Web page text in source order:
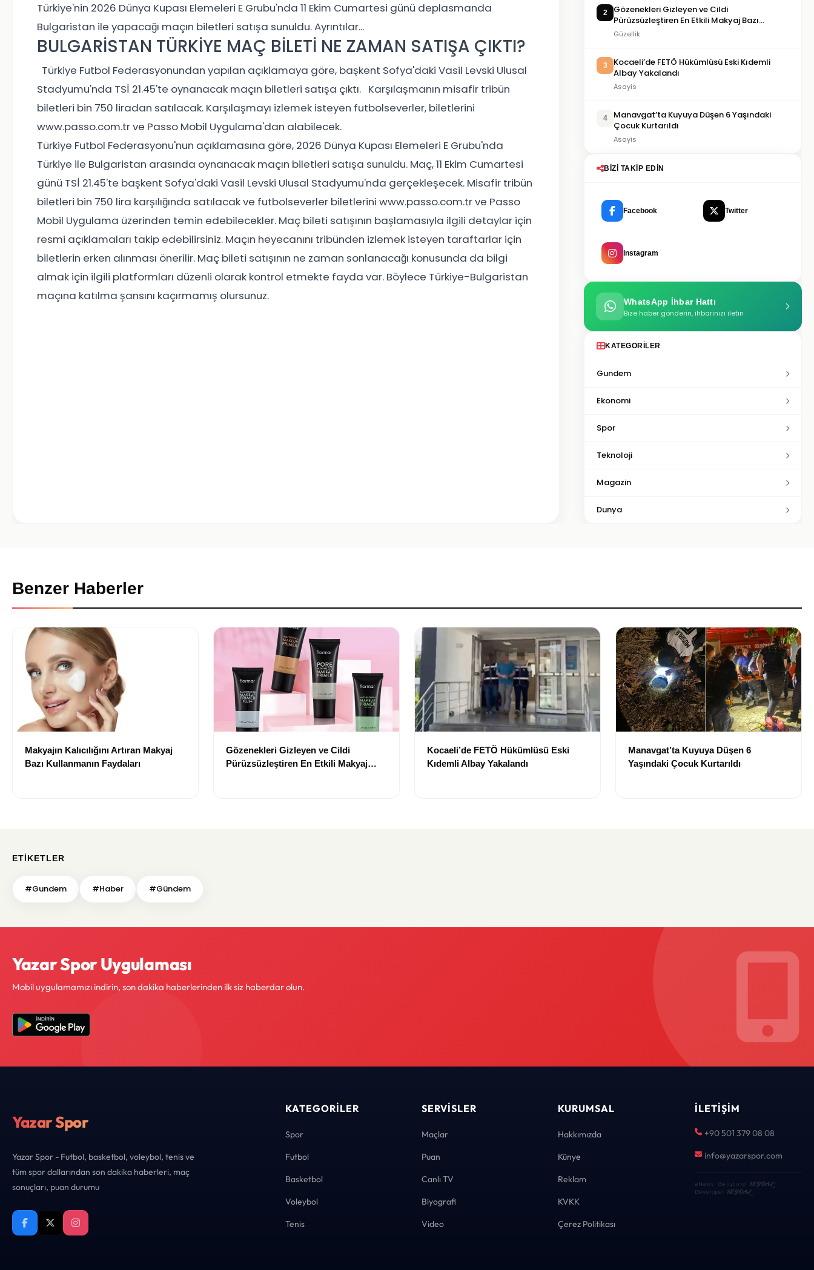
Türkiye'nin 2026 Dünya Kupası Elemeleri E Grubu'nda 11 Ekim Cumartesi günü deplasmanda
Bulgaristan ile yapacağı maçın biletleri satışa sunuldu. Ayrıntılar...
BULGARİSTAN TÜRKİYE MAÇ BİLETİ NE ZAMAN SATIŞA ÇIKTI?
Türkiye Futbol Federasyonundan yapılan açıklamaya göre, başkent Sofya'daki Vasil Levski Ulusal
Stadyumu'nda TSİ 21.45'te oynanacak maçın biletleri satışa çıktı. Karşılaşmanın misafir tribün
biletleri bin 750 liradan satılacak. Karşılaşmayı izlemek isteyen futbolseverler, biletlerini
www.passo.com.tr ve Passo Mobil Uygulama'dan alabilecek.
Türkiye Futbol Federasyonu'nun açıklamasına göre, 2026 Dünya Kupası Elemeleri E Grubu'nda
Türkiye ile Bulgaristan arasında oynanacak maçın biletleri satışa sunuldu. Maç, 11 Ekim Cumartesi
günü TSİ 21.45'te başkent Sofya'daki Vasil Levski Ulusal Stadyumu'nda gerçekleşecek. Misafir tribün
biletleri bin 750 lira karşılığında satılacak ve futbolseverler biletlerini www.passo.com.tr ve Passo
Mobil Uygulama üzerinden temin edebilecekler. Maç bileti satışının başlamasıyla ilgili detaylar için
resmi açıklamaları takip edebilirsiniz. Maçın heyecanını tribünden izlemek isteyen taraftarlar için
biletlerin erken alınması önerilir. Maç bileti satışının ne zaman sonlanacağı konusunda da bilgi
almak için ilgili platformları düzenli olarak kontrol etmekte fayda var. Böylece Türkiye-Bulgaristan
maçına katılma şansını kaçırmamış olursunuz.
2
Gözenekleri Gizleyen ve Cildi
Pürüzsüzleştiren En Etkili Makyaj Bazı
Önerileri
Güzellik
3
Kocaeli’de FETÖ Hükümlüsü Eski Kıdemli
Albay Yakalandı
Asayis
4
Manavgat’ta Kuyuya Düşen 6 Yaşındaki
Çocuk Kurtarıldı
Asayis
BIZI TAKIP EDIN
Facebook Twitter
Instagram
WhatsApp İhbar Hattı
Bize haber gönderin, ihbarınızı iletin
KATEGORILER
Gundem
Ekonomi
Spor
Teknoloji
Magazin
Dunya
Benzer Haberler
Makyajın Kalıcılığını Artıran Makyaj
Bazı Kullanmanın Faydaları
Gözenekleri Gizleyen ve Cildi
Pürüzsüzleştiren En Etkili Makyaj
Kocaeli’de FETÖ Hükümlüsü Eski
Kıdemli Albay Yakalandı
Manavgat’ta Kuyuya Düşen 6
Yaşındaki Çocuk Kurtarıldı
ETIKETLER
#Gundem #Haber #Gündem
Yazar Spor Uygulaması
Mobil uygulamamızı indirin, son dakika haberlerinden ilk siz haberdar olun.
Yazar Spor
Yazar Spor - Futbol, basketbol, voleybol, tenis ve
tüm spor dallarından son dakika haberleri, maç
sonuçları, puan durumu
KATEGORILER
Spor
Futbol
Basketbol
Voleybol
Tenis
SERVISLER
Maçlar
Puan
Canlı TV
Biyografi
Video
KURUMSAL
Hakkımızda
Künye
Reklam
KVKK
Çerez Politikası
İLETIŞIM
+90 501 379 08 08
info@yazarspor.com
eNews · Geliştirici KEYDAL·
Developer KEYDAL